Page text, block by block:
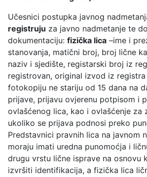
Učesnici postupka javnog
registruju za javno nadmetanje te
dokumentaciju: fizička lica –ime i
stanovanja, matični broj, broj lične
naziv i sjedište, registarski broj iz
registrovan, original izvod iz
fotokopiju ne stariju od 15 dana na
prijave, prijavu ovjerenu potpisom i
ovlašćenog lica, kao i ovlašćenje za
ukoliko se prijava podnosi preko
Predstavnici pravnih lica na javnom
moraju imati uredna punomoćja i
drugu vrstu lične isprave na osnovu
izvršiti identifikacija, a fizička lica